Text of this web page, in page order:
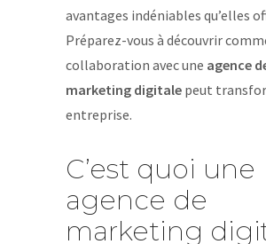
avantages indéniables qu’elles
Préparez-vous à découvrir
collaboration avec une agence
marketing digitale peut
entreprise.
C’est quoi une
agence de
marketing